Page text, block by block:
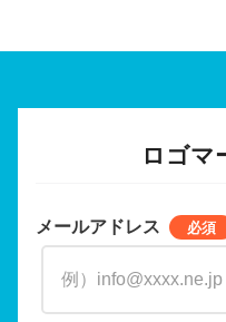
ロゴマ
メールアドレス